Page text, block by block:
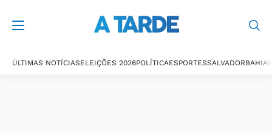
ÚLTIMAS NOTÍCIASELEIÇÕES 2026POLÍTICAESPORTESSALVADORBAHIA